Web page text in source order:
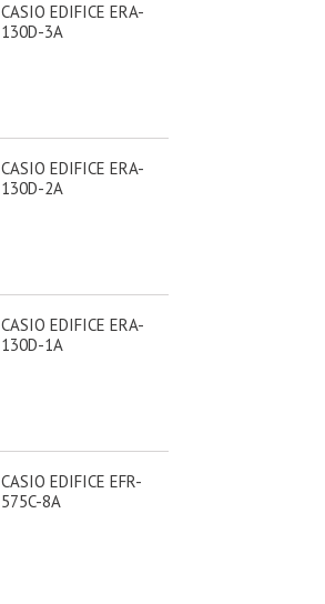
CASIO EDIFICE ERA-
130D-3A
CASIO EDIFICE ERA-
130D-2A
CASIO EDIFICE ERA-
130D-1A
CASIO EDIFICE EFR-
575C-8A